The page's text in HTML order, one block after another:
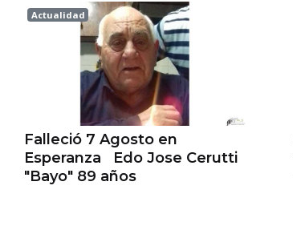
Actualidad
Esperanza
Falleció 7 Agosto en
Esperanza Edo Jose Cerutti
"Bayo" 89 años